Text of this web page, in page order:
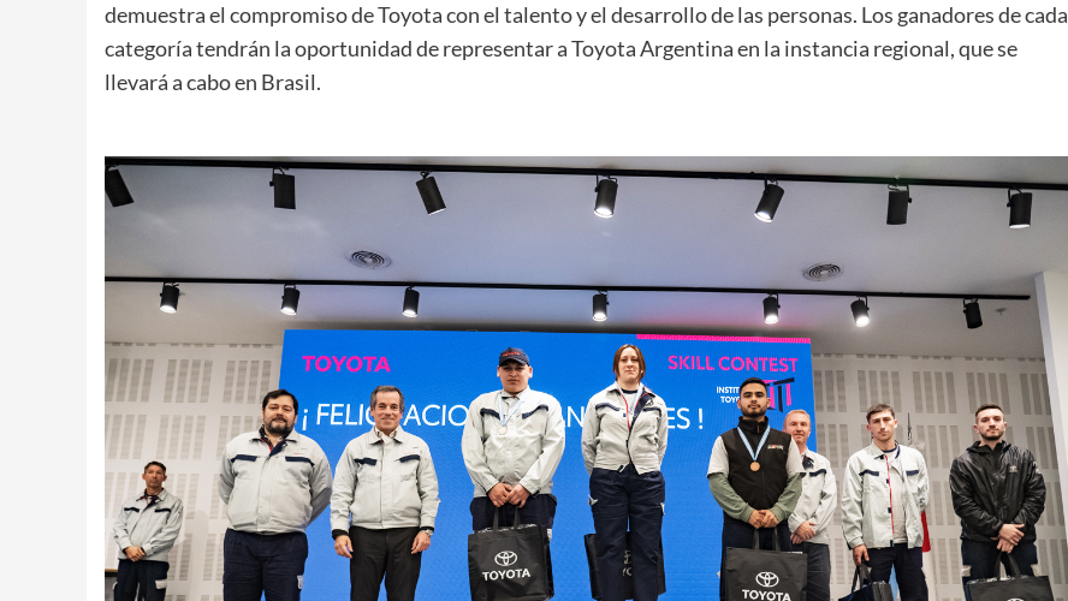
demuestra el compromiso de Toyota con el talento y el desarrollo de las personas. Los ganadores de cada
categoría tendrán la oportunidad de representar a Toyota Argentina en la instancia regional, que se
llevará a cabo en Brasil.